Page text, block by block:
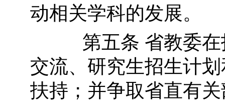
动相关学科的发展。
第五条 省教委在
交流、研究生招生计
扶持；并争取省直有